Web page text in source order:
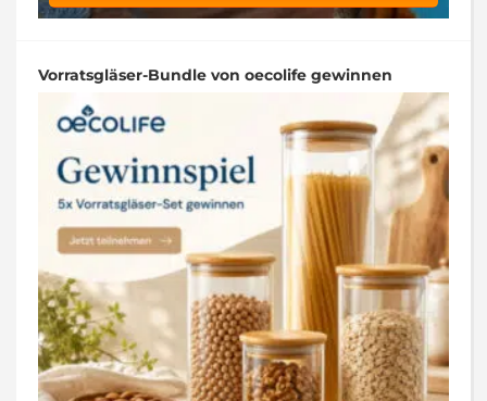
Vorratsgläser-Bundle von oecolife gewinnen